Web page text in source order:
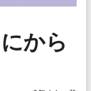
から